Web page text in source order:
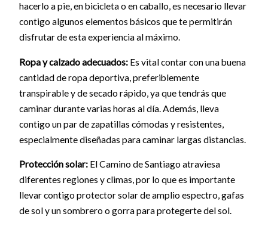
hacerlo a pie, en bicicleta o en caballo, es necesario llevar
contigo algunos elementos básicos que te permitirán
disfrutar de esta experiencia al máximo.
Ropa y calzado adecuados:Es vital contar con una buena
cantidad de ropa deportiva, preferiblemente
transpirable y de secado rápido, ya que tendrás que
caminar durante varias horas al día. Además, lleva
contigo un par de zapatillas cómodas y resistentes,
especialmente diseñadas para caminar largas distancias.
Protección solar:El Camino de Santiago atraviesa
diferentes regiones y climas, por lo que es importante
llevar contigo protector solar de amplio espectro, gafas
de sol y un sombrero o gorra para protegerte del sol.